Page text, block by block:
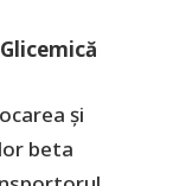
și
beta